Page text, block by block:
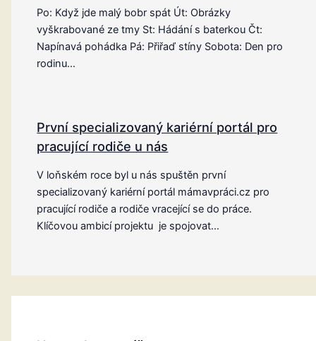
Po: Když jde malý bobr spát Út: Obrázky
vyškrabované ze tmy St: Hádání s baterkou Čt:
Napínavá pohádka Pá: Přiřaď stíny Sobota: Den pro
rodinu…
První specializovaný kariérní portál pro
pracující rodiče u nás
V loňském roce byl u nás spuštěn první
specializovaný kariérní portál mámavpráci.cz pro
pracující rodiče a rodiče vracející se do práce.
Klíčovou ambicí projektu je spojovat…